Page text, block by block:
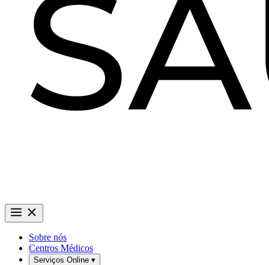
Sobre nós
Centros Médicos
Serviços Online ▾